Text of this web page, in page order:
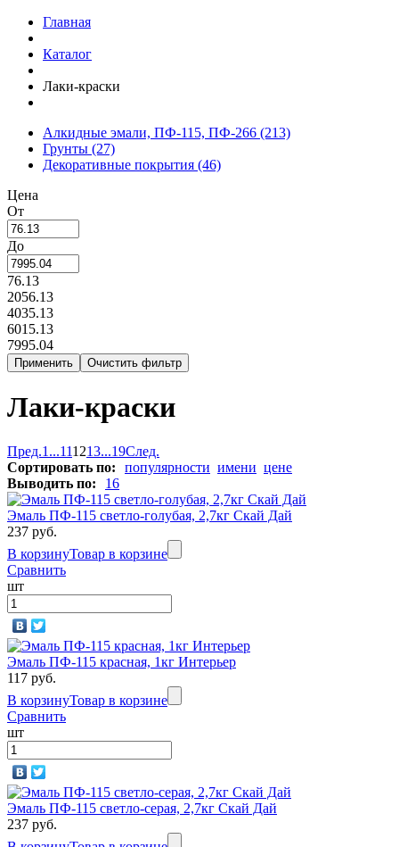
Главная
Каталог
Лаки-краски
Алкидные эмали, ПФ-115, ПФ-266 (213)
Грунты (27)
Декоративные покрытия (46)
Цена
От
До
76.13
2056.13
4035.13
6015.13
7995.04
Лаки-краски
Пред.1 ...111213...19След.
Сортировать по:
популярности имени цене
Выводить по:
16
Эмаль ПФ-115 светло-голубая, 2,7кг Скай Дай
237 руб.
В корзинуТовар в корзине
Сравнить
шт
Эмаль ПФ-115 красная, 1кг Интерьер
117 руб.
В корзинуТовар в корзине
Сравнить
шт
Эмаль ПФ-115 светло-серая, 2,7кг Скай Дай
237 руб.